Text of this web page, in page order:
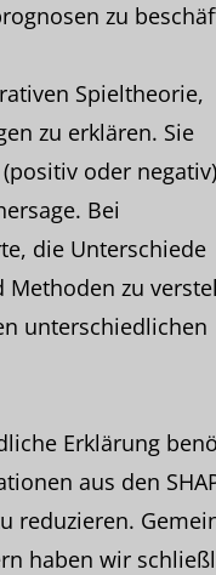
zu
Spieltheorie,
zu erklären. Sie
oder
Bei
die Unterschiede
zu
unterschiedlichen
Erklärung
aus den
reduzieren.
haben wir